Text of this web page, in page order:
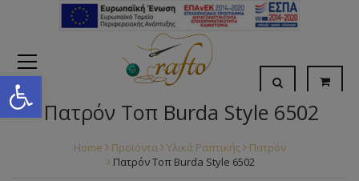
Open toolbar
Πατρόν Τοπ Burda Style 6502
Home Προϊόντα Υλικά Ραπτικής
Πατρόν
Πατρόν Τοπ Burda Style 6502